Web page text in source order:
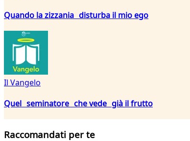
Quando la zizzania disturba il mio ego
Il Vangelo
Quel seminatore che vede già il frutto
Raccomandati per te